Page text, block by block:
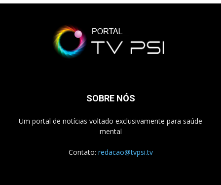
SOBRE NÓS
Um portal de notícias voltado exclusivamente para saúde
mental
Contato: redacao@tvpsi.tv